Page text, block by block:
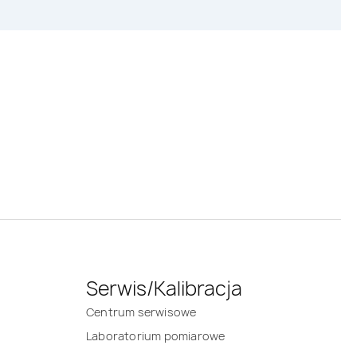
Serwis/Kalibracja
Centrum serwisowe
Laboratorium pomiarowe